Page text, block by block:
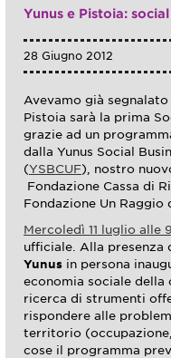
Yunus e Pistoia:
28 Giugno 2012
Avevamo già
Pistoia sarà la prima
grazie ad un
dalla Yunus Social
(YSBCUF), nostro
Fondazione Cassa di
Fondazione Un Raggio
Mercoledì 11 luglio alle
ufficiale. Alla presenza
Yunus in persona
economia sociale
ricerca di strumenti
rispondere alle
territorio
cose il programma